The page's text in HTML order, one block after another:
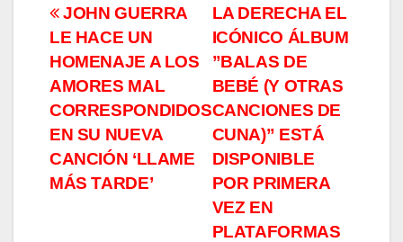
Navegación
de
entradas
LA DERECHA EL
ICÓNICO ÁLBUM
”BALAS DE
BEBÉ (Y OTRAS
CANCIONES DE
CUNA)” ESTÁ
DISPONIBLE
POR PRIMERA
VEZ EN
PLATAFORMAS
JOHN GUERRA
LE HACE UN
HOMENAJE A LOS
AMORES MAL
CORRESPONDIDOS
EN SU NUEVA
CANCIÓN ‘LLAME
MÁS TARDE’